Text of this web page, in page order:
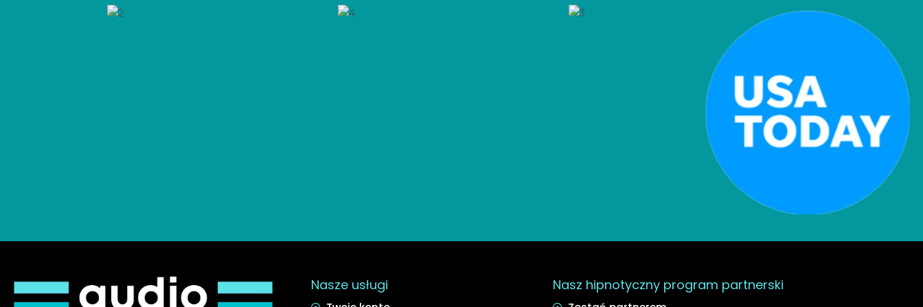
Nasze usługi Nasz hipnotyczny program partnerski